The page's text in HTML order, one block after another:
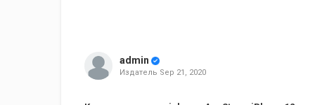
admin
Издатель Sep 21, 2020